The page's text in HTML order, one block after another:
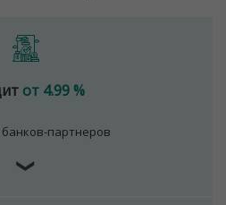
от 4.99 %
партнеров
❯